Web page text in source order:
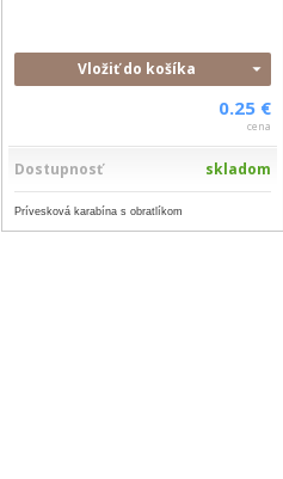
Vložiť do košíka
0.25 €
cena
Dostupnosť skladom
Prívesková karabína s obratlíkom